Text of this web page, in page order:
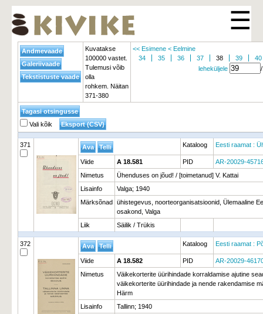
☰
Kuvatakse
100000 vastet.
Tulemusi võib
olla
rohkem. Näitan
371-380
<< Esimene < Eelmine
34
35 36 37 38 39
40
leheküljele
Vali kõik
371 Kataloog Eesti raamat :
Viide A 18.581 PID
AR-20029-
Nimetus
Ühenduses on jõud! / [toimetanud] V. Kattai
Lisainfo
Valga; 1940
Märksõnad ühistegevus, noorteorganisatsioonid, Ülemaaline
osakond, Valga
Liik
Säilik / Trükis
372 Kataloog Eesti raamat :
Viide A 18.582 PID
AR-20029-
Nimetus
Väikekorterite üürihindade korraldamise ajutine
väikekorterite üürihindade ja nende rakendamise
Härm
Lisainfo
Tallinn; 1940